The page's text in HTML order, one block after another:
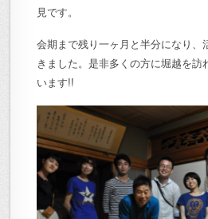
見です。
会期まで残り一ヶ月と半分になり、
きました。是非多くの方に堀越を訪
います!!